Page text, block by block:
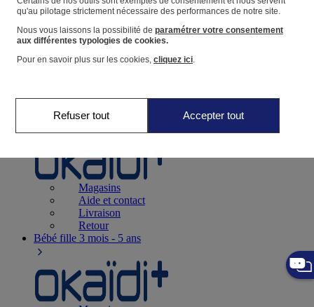
Panier
Favoris
Naissance0-12 mois
Magasins
Aide et contact
Livraison
Retour
Bébé fille 3 mois - 5 ans
qu'au pilotage strictement nécessaire des performances de notre site.
Nous vous laissons la possibilité de paramétrer votre consentement
aux différentes typologies de cookies.
Pour en savoir plus sur les cookies, cliquez ici.
Refuser tout Accepter tout